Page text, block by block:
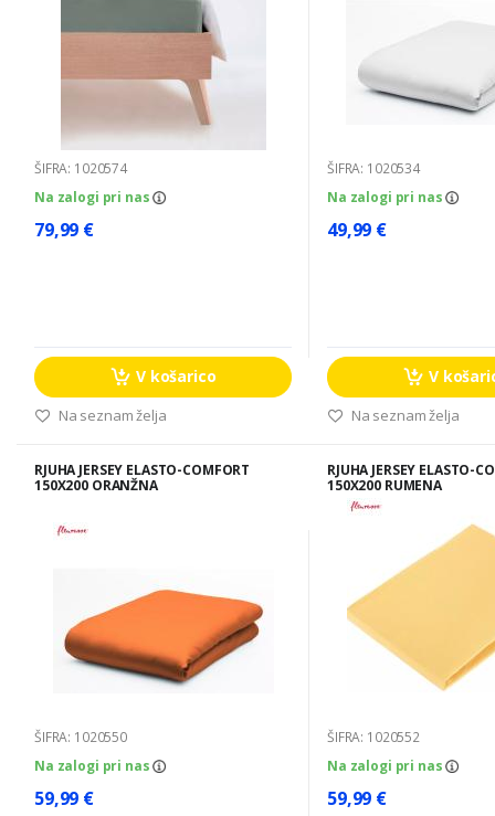
ŠIFRA: 1020574
Na zalogi pri nas
79,99 €
V košarico
Na seznam želja
ŠIFRA: 1020534
Na zalogi pri nas
49,99 €
V
Na seznam želja
RJUHA JERSEY ELASTO-COMFORT
150X200 ORANŽNA
ŠIFRA: 1020550
Na zalogi pri nas
59,99 €
RJUHA JERSEY ELASTO-
150X200 RUMENA
ŠIFRA: 1020552
Na zalogi pri nas
59,99 €